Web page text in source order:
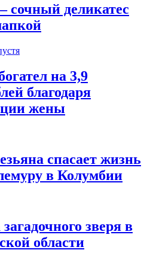
сочный деликатес
на 3,9
благодаря
жены
спасает жизнь
в Колумбии
зверя в
области